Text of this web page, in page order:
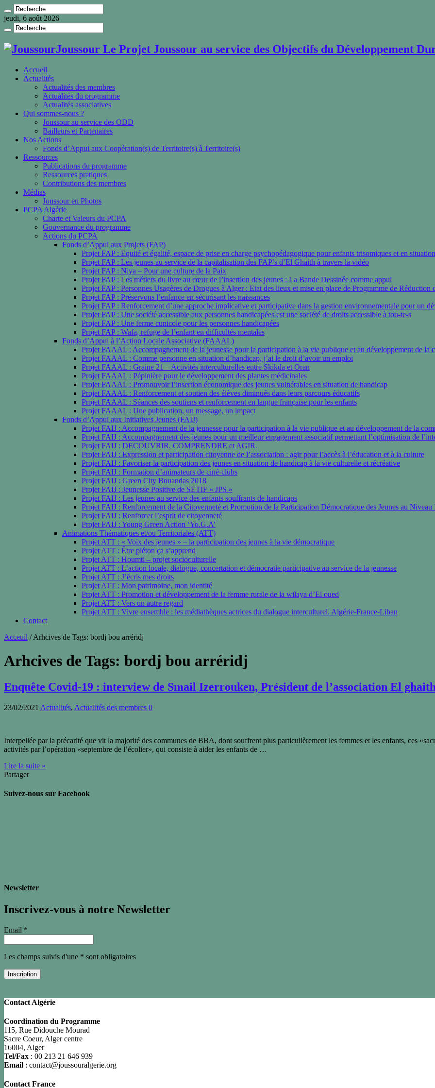
jeudi, 6 août 2026
Joussour Le Projet Joussour au service des Objectifs du Développement
Accueil
Actualités
Actualités des membres
Actualités du programme
Actualités associatives
Qui sommes-nous ?
Joussour au service des ODD
Bailleurs et Partenaires
Nos Actions
Fonds d’Appui aux Coopération(s) de Territoire(s) à Territoire(s)
Ressources
Publications du programme
Ressources pratiques
Contributions des membres
Médias
Joussour en Photos
PCPA Algérie
Charte et Valeurs du PCPA
Gouvernance du programme
Actions du PCPA
Fonds d’Appui aux Projets (FAP)
Projet FAP : Equité et égalité, espace de prise en charge psychopédagogique pour enfants trisomiques et en
Projet FAP : Les jeunes au service de la capitalisation des FAP’s d’El Ghaith à travers la vidéo
Projet FAP : Niya – Pour une culture de la Paix
Projet FAP : Les métiers du livre au cœur de l’insertion des jeunes : La Bande Dessinée comme appui
Projet FAP : Personnes Usagères de Drogues à Alger : Etat des lieux et mise en place de Programme de Réduction
Projet FAP : Préservons l’enfance en sécurisant les naissances
Projet FAP : Renforcement d’une approche implicative et participative dans la gestion environnementale pour un
Projet FAP : Une société accessible aux personnes handicapées est une société de droits accessible à tou-te-s
Projet FAP : Une ferme cunicole pour les personnes handicapées
Projet FAP : Wafa, refuge de l’enfant en difficultés mentales
Fonds d’Appui à l’Action Locale Associative (FAAAL)
Projet FAAAL : Accompagnement de la jeunesse pour la participation à la vie publique et au développement de la
Projet FAAAL : Comme personne en situation d’handicap, j’ai le droit d’avoir un emploi
Projet FAAAL : Graine 21 – Activités interculturelles entre Skikda et Oran
Projet FAAAL : Pépinière pour le développement des plantes médicinales
Projet FAAAL : Promouvoir l’insertion économique des jeunes vulnérables en situation de handicap
Projet FAAAL : Renforcement et soutien des élèves diminués dans leurs parcours éducatifs
Projet FAAAL : Séances des soutiens et renforcement en langue française pour les enfants
Projet FAAAL : Une publication, un message, un impact
Fonds d’Appui aux Initiatives Jeunes (FAIJ)
Projet FAIJ : Accompagnement de la jeunesse pour la participation à la vie publique et au développement de la
Projet FAIJ : Accompagnement des jeunes pour un meilleur engagement associatif permettant l’optimisation de
Projet FAIJ : DECOUVRIR, COMPRENDRE et AGIR.
Projet FAIJ : Expression et participation citoyenne de l’association : agir pour l’accès à l’éducation et à la culture
Projet FAIJ : Favoriser la participation des jeunes en situation de handicap à la vie culturelle et récréative
Projet FAIJ : Formation d’animateurs de ciné-clubs
Projet FAIJ : Green City Bouandas 2018
Projet FAIJ : Jeunesse Positive de SETIF « JPS »
Projet FAIJ : Les jeunes au service des enfants souffrants de handicaps
Projet FAIJ : Renforcement de la Citoyenneté et Promotion de la Participation Démocratique des Jeunes au Niveau
Projet FAIJ : Renforcer l’esprit de citoyenneté
Projet FAIJ : Young Green Action ‘Yo.G.A’
Animations Thématiques et/ou Territoriales (ATT)
Projet ATT : « Voix des jeunes » – la participation des jeunes à la vie démocratique
Projet ATT : Être piéton ça s’apprend
Projet ATT : Houmti – projet socioculturelle
Projet ATT : L’action locale, dialogue, concertation et démocratie participative au service de la jeunesse
Projet ATT : J’écris mes droits
Projet ATT : Mon patrimoine, mon identité
Projet ATT : Promotion et développement de la femme rurale de la wilaya d’El oued
Projet ATT : Vers un autre regard
Projet ATT : Vivre ensemble : les médiathèques actrices du dialogue interculturel. Algérie-France-Liban
Contact
Acceuil / Arhcives de Tags: bordj bou arréridj
Arhcives de Tags: bordj bou arréridj
Enquête Covid-19 : interview de Smail Izerrouken, Président de l’association El
23/02/2021 Actualités, Actualités des membres 0
Interpellée par la précarité que vit la majorité des communes de BBA, dont souffrent plus particulièrement les femmes et les enfants, ces
activités par l’opération «septembre de l’écolier», qui consiste à aider les enfants de …
Lire la suite »
Partager
Suivez-nous sur Facebook
Newsletter
Inscrivez-vous à notre Newsletter
Email *
Les champs suivis d'une * sont obligatoires
Contact Algérie
Coordination du Programme
115, Rue Didouche Mourad
Sacre Coeur, Alger centre
16004, Alger
Tel/Fax : 00 213 21 646 939
Email : contact@joussouralgerie.org
Contact France